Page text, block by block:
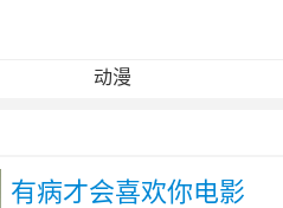
动漫
有病才会喜欢你电影